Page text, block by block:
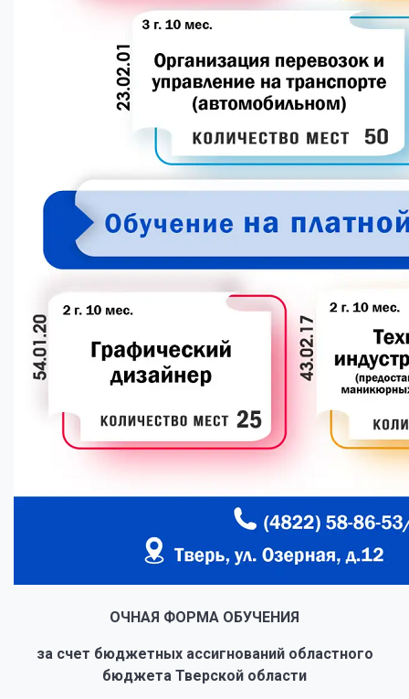
ОЧНАЯ ФОРМА ОБУЧЕНИЯ
за счет бюджетных ассигнований областного
бюджета Тверской области